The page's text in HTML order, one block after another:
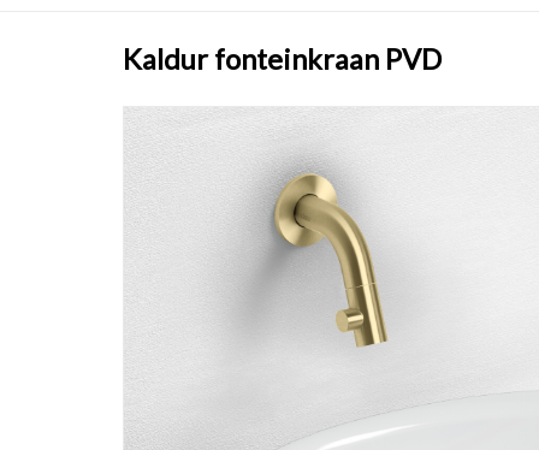
Kaldur fonteinkraan PVD